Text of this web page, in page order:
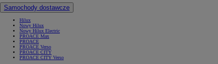
Samochody dostawcze
Hilux
Nowy Hilux
Nowy Hilux Electric
PROACE Max
PROACE
PROACE Verso
PROACE CITY
PROACE CITY Verso